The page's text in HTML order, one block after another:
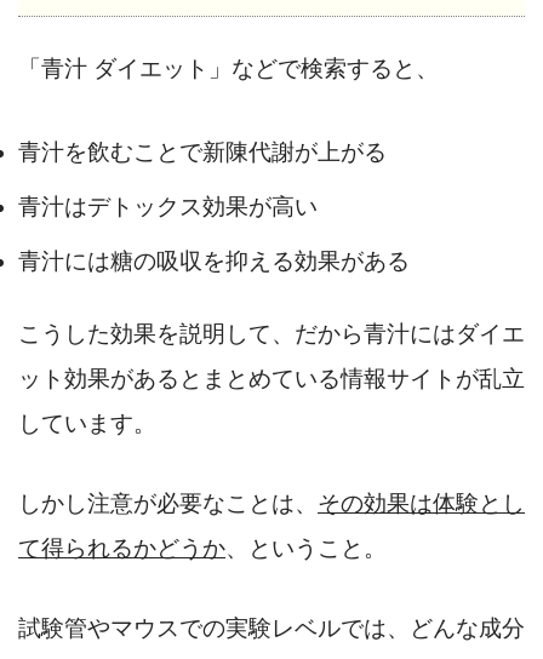
「青汁 ダイエット」などで検索すると、
青汁を飲むことで新陳代謝が上がる
青汁はデトックス効果が高い
青汁には糖の吸収を抑える効果がある
こうした効果を説明して、だから青汁にはダイエ
ット効果があるとまとめている情報サイトが乱立
しています。
しかし注意が必要なことは、 その効果は体験とし
て得られるかどうか、ということ。
試験管やマウスでの実験レベルでは、どんな成分